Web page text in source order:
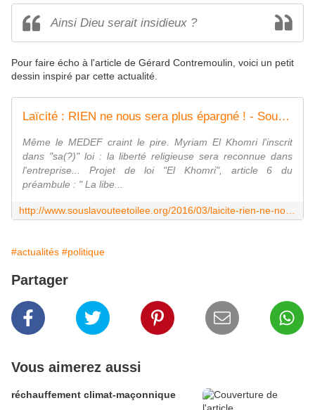
Ainsi Dieu serait insidieux ?
Pour faire écho à l'article de Gérard Contremoulin, voici un petit
dessin inspiré par cette actualité.
Laïcité : RIEN ne nous sera plus épargné ! - Sous la Voûte étoilée
Même le MEDEF craint le pire. Myriam El Khomri l'inscrit
dans "sa(?)" loi : la liberté religieuse sera reconnue dans
l'entreprise... Projet de loi "El Khomri", article 6 du
préambule : " La libe...
#actualités #politique
Partager
Vous aimerez aussi
réchauffement climat-maçonnique